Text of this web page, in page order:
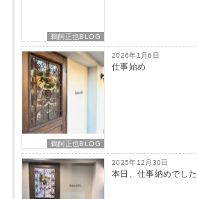
鵜飼正也BLOG
鵜飼正也BLOG
2026年1月6日
仕事始め
2025年12月30日
本日、仕事納めでした